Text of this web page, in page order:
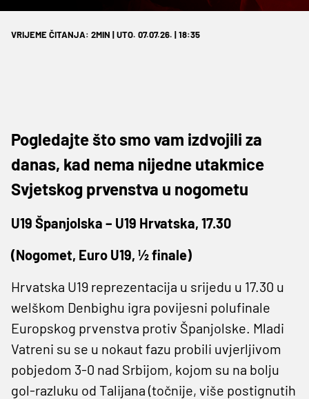
VRIJEME ČITANJA: 2MIN | UTO. 07.07.26. | 18:35
Pogledajte što smo vam izdvojili za
danas, kad nema nijedne utakmice
Svjetskog prvenstva u nogometu
U19 Španjolska – U19 Hrvatska, 17.30
(Nogomet, Euro U19, ½ finale)
Hrvatska U19 reprezentacija u srijedu u 17.30 u
welškom Denbighu igra povijesni polufinale
Europskog prvenstva protiv Španjolske. Mladi
Vatreni su se u nokaut fazu probili uvjerljivom
pobjedom 3-0 nad Srbijom, kojom su na bolju
gol-razluku od Talijana (točnije, više postignutih